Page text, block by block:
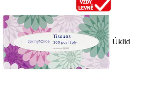
Úklid